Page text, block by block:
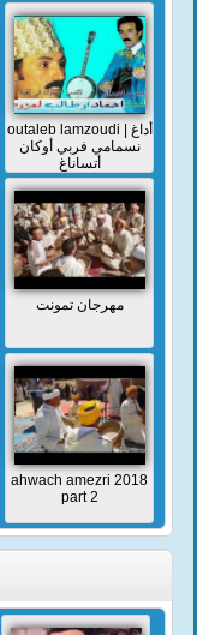
outaleb lamzoudi | أداغ
نسمامي فربي أوكان
أتساناغ
مهرجان تمونت
ahwach amezri 2018
part 2